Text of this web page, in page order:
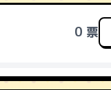
0 票